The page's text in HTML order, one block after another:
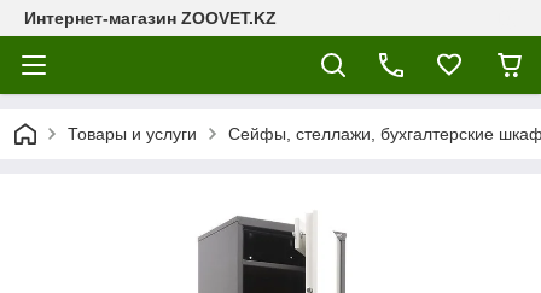
Интернет-магазин ZOOVET.KZ
Товары и услуги Сейфы, стеллажи, бухгалтерские